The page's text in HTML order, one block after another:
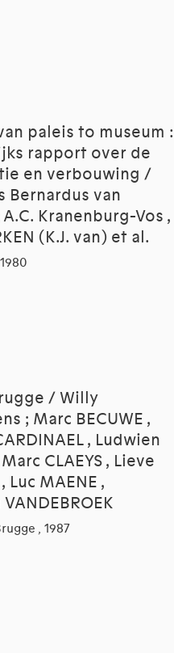
paleis to museum :
rapport over de
en verbouwing /
Bernardus van
Kranenburg-Vos ,
(K.J. van) et al.
/ Willy
; Marc BECUWE ,
, Ludwien
Marc CLAEYS , Lieve
Luc MAENE ,
, 1987